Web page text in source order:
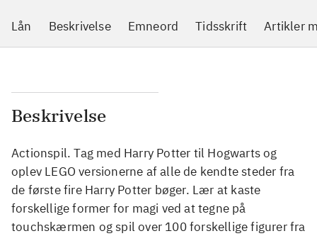
Lån Beskrivelse Emneord Tidsskrift Artikler
Beskrivelse
Actionspil. Tag med Harry Potter til Hogwarts og
oplev LEGO versionerne af alle de kendte steder fra
de første fire Harry Potter bøger. Lær at kaste
forskellige former for magi ved at tegne på
touchskærmen og spil over 100 forskellige figurer fra